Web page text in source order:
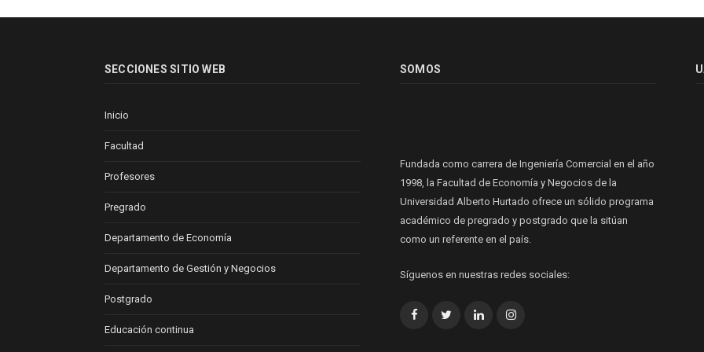
SECCIONES SITIO WEB
Inicio
Facultad
Profesores
Pregrado
Departamento de Economía
Departamento de Gestión y Negocios
Postgrado
Educación continua
SOMOS
Fundada como carrera de Ingeniería Comercial en el año
1998, la Facultad de Economía y Negocios de la
Universidad Alberto Hurtado ofrece un sólido programa
académico de pregrado y postgrado que la sitúan
como un referente en el país.
Síguenos en nuestras redes sociales:
FacebookTwitterLinkedInInstagram